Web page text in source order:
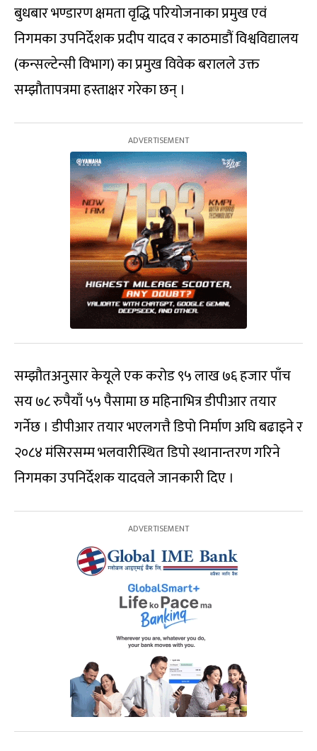
बुधबार भण्डारण क्षमता वृद्धि परियोजनाका प्रमुख एवं
निगमका उपनिर्देशक प्रदीप यादव र काठमाडौं विश्वविद्यालय
(कन्सल्टेन्सी विभाग) का प्रमुख विवेक बरालले उक्त
सम्झौतापत्रमा हस्ताक्षर गरेका छन् ।
सम्झौतअनुसार केयूले एक करोड ९५ लाख ७६ हजार पाँच
सय ७८ रुपैयाँ ५५ पैसामा छ महिनाभित्र डीपीआर तयार
गर्नेछ । डीपीआर तयार भएलगत्तै डिपो निर्माण अघि बढाइने र
२०८४ मंसिरसम्म भलवारीस्थित डिपो स्थानान्तरण गरिने
निगमका उपनिर्देशक यादवले जानकारी दिए ।